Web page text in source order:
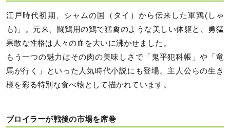
江戸時代初期、シャムの国（タイ）から伝来した軍鶏(しゃ
も)」。元来、闘鶏用の鶏で猛禽のような美しい体躯と、勇猛
果敢な性格は人々の血を大いに沸かせました。
もう一つの魅力はその肉の美味しさで「鬼平犯科帳」や「竜
馬が行く」といった人気時代小説にも登場。主人公らの生き
様を彩る特別な食べ物として描かれています。
ブロイラーが戦後の市場を席巻